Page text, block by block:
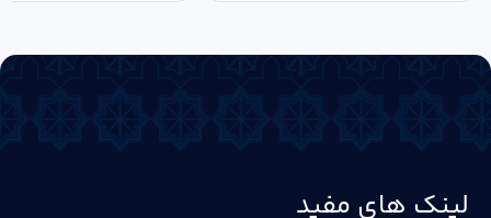
لینک های مفید